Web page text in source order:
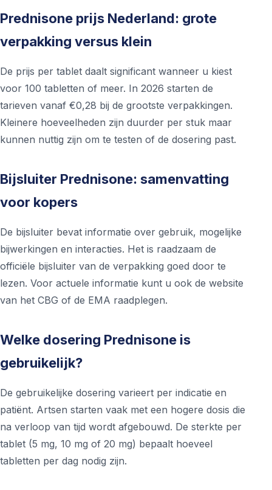
Prednisone prijs Nederland: grote
verpakking versus klein
De prijs per tablet daalt significant wanneer u kiest
voor 100 tabletten of meer. In 2026 starten de
tarieven vanaf €0,28 bij de grootste verpakkingen.
Kleinere hoeveelheden zijn duurder per stuk maar
kunnen nuttig zijn om te testen of de dosering past.
Bijsluiter Prednisone: samenvatting
voor kopers
De bijsluiter bevat informatie over gebruik, mogelijke
bijwerkingen en interacties. Het is raadzaam de
officiële bijsluiter van de verpakking goed door te
lezen. Voor actuele informatie kunt u ook de website
van het CBG of de EMA raadplegen.
Welke dosering Prednisone is
gebruikelijk?
De gebruikelijke dosering varieert per indicatie en
patiënt. Artsen starten vaak met een hogere dosis die
na verloop van tijd wordt afgebouwd. De sterkte per
tablet (5 mg, 10 mg of 20 mg) bepaalt hoeveel
tabletten per dag nodig zijn.